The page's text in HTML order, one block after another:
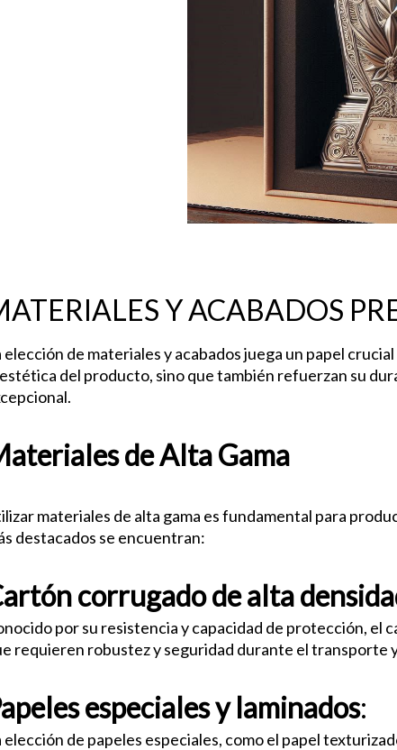
Y ACABADOS
elección de materiales y acabados juega un papel
del producto, sino que también refuerzan su
de Alta Gama
materiales de alta gama es fundamental para
destacados se encuentran:
corrugado de alta
por su resistencia y capacidad de protección, el
requieren robustez y seguridad durante el transporte
especiales y laminados:
elección de papeles especiales, como el papel